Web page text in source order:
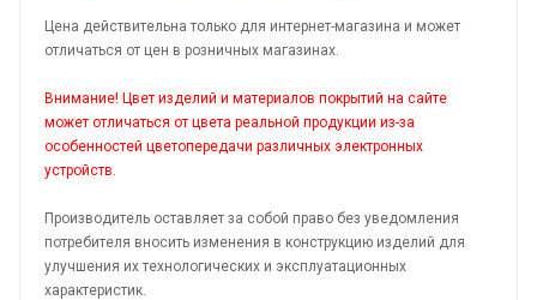
Цена действительна только для интернет-магазина и может
отличаться от цен в розничных магазинах.
Внимание! Цвет изделий и материалов покрытий на сайте
может отличаться от цвета реальной продукции из-за
особенностей цветопередачи различных электронных
устройств.
Производитель оставляет за собой право без уведомления
потребителя вносить изменения в конструкцию изделий для
улучшения их технологических и эксплуатационных
характеристик.